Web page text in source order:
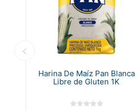
Harina De Maíz Pan Blanca
Libre de Gluten 1K